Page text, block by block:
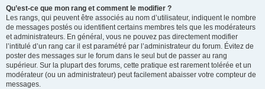
Qu’est-ce que mon rang et comment le modifier ?
Les rangs, qui peuvent être associés au nom d’utilisateur, indiquent le nombre
de messages postés ou identifient certains membres tels que les modérateurs
et administrateurs. En général, vous ne pouvez pas directement modifier
l’intitulé d’un rang car il est paramétré par l’administrateur du forum. Évitez de
poster des messages sur le forum dans le seul but de passer au rang
supérieur. Sur la plupart des forums, cette pratique est rarement tolérée et un
modérateur (ou un administrateur) peut facilement abaisser votre compteur de
messages.